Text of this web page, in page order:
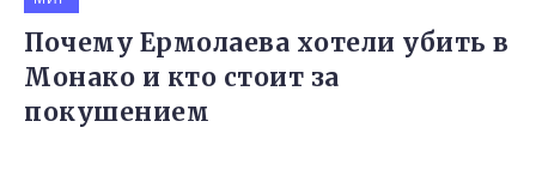
Почему Ермолаева хотели убить в
Монако и кто стоит за
покушением